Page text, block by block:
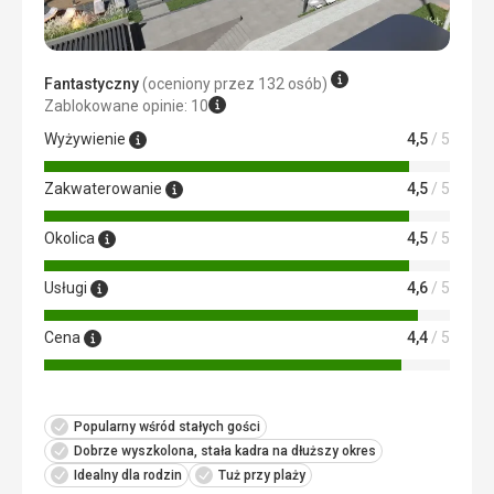
Fantastyczny(oceniony przez 132 osób)
Zablokowane opinie: 10
Wyżywienie
4,5/ 5
Zakwaterowanie 4,5/ 5
Okolica 4,5/ 5
Usługi 4,6/ 5
Cena 4,4/ 5
Popularny wśród stałych gości
Dobrze wyszkolona, ​​stała kadra na dłuższy okres
Idealny dla rodzin
Tuż przy plaży